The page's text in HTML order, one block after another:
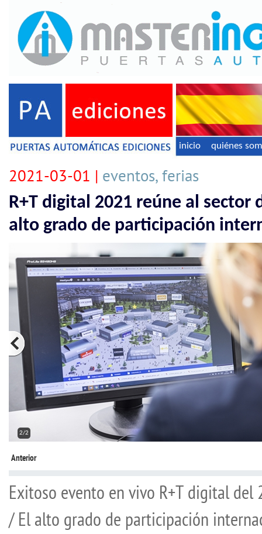
inicio quiénes
2021-03-01 | eventos, ferias
R+T digital 2021 reúne al sector
alto grado de participación
2/2
Anterior
Exitoso evento en vivo R+T digital
/ El alto grado de participación